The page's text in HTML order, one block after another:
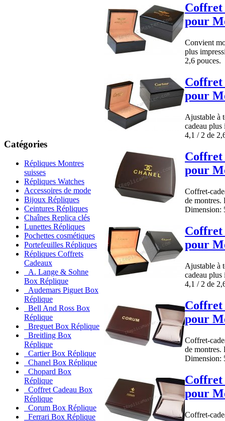
Catégories
Répliques Montres
suisses
Répliques Watches
Accessoires de mode
Bijoux Répliques
Ceintures Répliques
Chaînes Replica clés
Lunettes Répliques
Pochettes cosmétiques
Portefeuilles Répliques
Répliques Coffrets
Cadeaux
A. Lange & Sohne
Box Réplique
Audemars Piguet Box
Réplique
Bell And Ross Box
Réplique
Breguet Box Réplique
Breitling Box
Réplique
Cartier Box Réplique
Chanel Box Réplique
Chopard Box
Réplique
Coffret Cadeau Box
Réplique
Corum Box Réplique
Ferrari Box Réplique
Coffret
pour
Convient
plus
2,6 pouces.
Coffret
pour
Ajustable à
cadeau
4,1 / 2 de
Coffret
pour
Coffret-
de montres.
Dimension:
Coffret
pour
Ajustable à
cadeau
4,1 / 2 de
Coffret
pour
Coffret-
de montres.
Dimension:
Coffret
pour
Coffret-